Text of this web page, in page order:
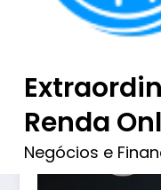
Renda
Negócios e